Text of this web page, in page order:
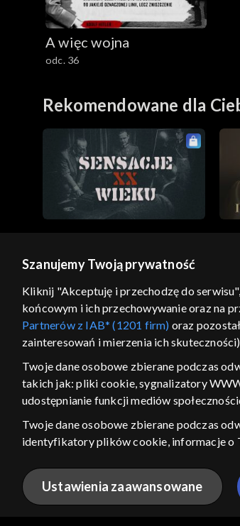
A więc wojna
odc. 36
Rekomendowane dla
Kraj, z którego się
w związku z czym
ANULUJ
regulamin serwisu cennik
Szanujemy Twoją prywatność
Kliknij "Akceptuję i przechodzę do
końcowym i ich przechowywanie oraz na
Partnerów z IAB* (1201 firm) oraz
zainteresowań i mierzenia ich
Twoje dane osobowe zbierane podczas
takich jak: pliki cookie, sygnalizatory
udostępnianie funkcji mediów
Twoje dane osobowe zbierane podczas
identyfikatory plików cookie, informacje o
wyboru spersonalizowanych reklam,
wydajności reklam, pomiaru wydajności
bezpieczeństwa, zapobiegania
Ustawienia zaawansowane